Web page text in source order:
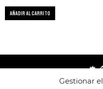
Gestionar el
AÑADIR AL CARRITO